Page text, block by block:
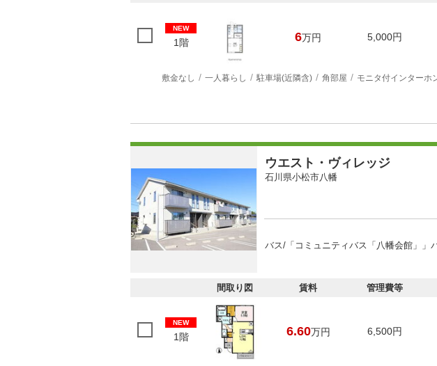
NEW
1階 6万円 5,000円
敷金なし 一人暮らし 駐車場(近隣含) 角部屋 モニタ付インターホ
ウエスト・ヴィレッジ
石川県小松市八幡
バス/「コミュニティバス「八幡会館」」
間取り図 賃料 管理費等
NEW
1階 6.60万円 6,500円